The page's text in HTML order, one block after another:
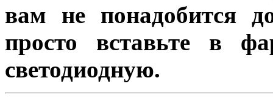
вам не понадобится
просто вставьте в
светодиодную.